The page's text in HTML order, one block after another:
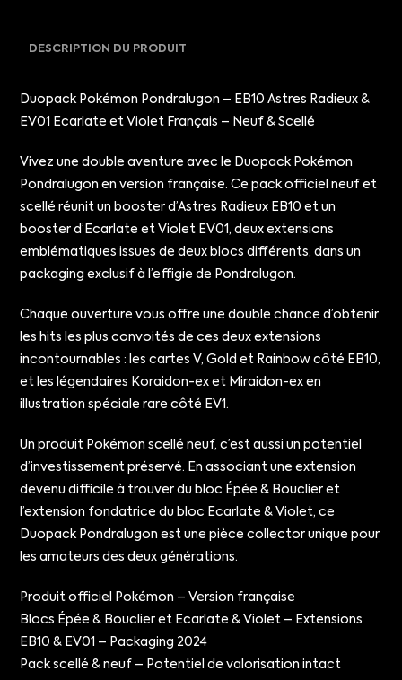
DESCRIPTION DU PRODUIT
Duopack Pokémon Pondralugon – EB10 Astres Radieux &
EV01 Ecarlate et Violet Français – Neuf & Scellé
Vivez une double aventure avec le Duopack Pokémon
Pondralugon en version française. Ce pack officiel neuf et
scellé réunit un booster d’Astres Radieux EB10 et un
booster d’Ecarlate et Violet EV01, deux extensions
emblématiques issues de deux blocs différents, dans un
packaging exclusif à l’effigie de Pondralugon.
Chaque ouverture vous offre une double chance d’obtenir
les hits les plus convoités de ces deux extensions
incontournables : les cartes V, Gold et Rainbow côté EB10,
et les légendaires Koraidon-ex et Miraidon-ex en
illustration spéciale rare côté EV1.
Un produit Pokémon scellé neuf, c’est aussi un potentiel
d’investissement préservé. En associant une extension
devenu difficile à trouver du bloc Épée & Bouclier et
l’extension fondatrice du bloc Ecarlate & Violet, ce
Duopack Pondralugon est une pièce collector unique pour
les amateurs des deux générations.
Produit officiel Pokémon – Version française
Blocs Épée & Bouclier et Ecarlate & Violet – Extensions
EB10 & EV01 – Packaging 2024
Pack scellé & neuf – Potentiel de valorisation intact